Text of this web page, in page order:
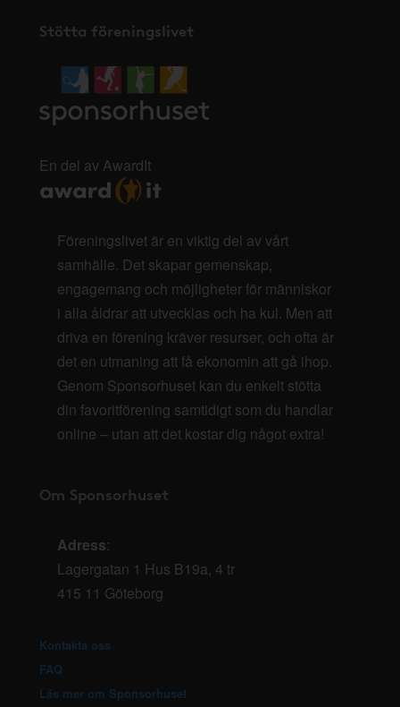
Stötta föreningslivet
En del av AwardIt
Föreningslivet är en viktig del av vårt
samhälle. Det skapar gemenskap,
engagemang och möjligheter för människor
i alla åldrar att utvecklas och ha kul. Men att
driva en förening kräver resurser, och ofta är
det en utmaning att få ekonomin att gå ihop.
Genom Sponsorhuset kan du enkelt stötta
din favoritförening samtidigt som du handlar
online – utan att det kostar dig något extra!
Om Sponsorhuset
Adress:
Lagergatan 1 Hus B19a, 4 tr
415 11 Göteborg
Kontakta oss
FAQ
Läs mer om Sponsorhuset